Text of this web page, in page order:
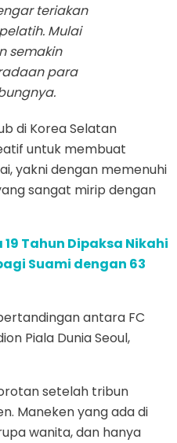
teriakan
Mulai
semakin
para
di Korea Selatan
untuk membuat
yakni dengan memenuhi
sangat mirip dengan
Tahun Dipaksa Nikahi
Suami dengan 63
antara FC
Piala Dunia Seoul,
setelah tribun
Maneken yang ada di
wanita, dan hanya